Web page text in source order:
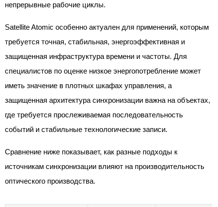
непрерывные рабочие циклы.
Satellite Atomic особенно актуален для применений, которым
требуется точная, стабильная, энергоэффективная и
защищенная инфраструктура времени и частоты. Для
специалистов по оценке низкое энергопотребление может
иметь значение в плотных шкафах управления, а
защищенная архитектура синхронизации важна на объектах,
где требуется прослеживаемая последовательность
событий и стабильные технологические записи.
Сравнение ниже показывает, как разные подходы к
источникам синхронизации влияют на производительность
оптического производства.